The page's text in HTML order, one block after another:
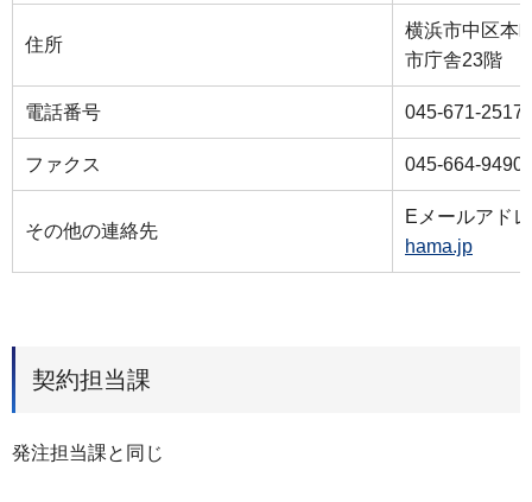
住所
横浜市中区本
市庁舎23階
電話番号 045-671-2517
ファクス 045-664-9490
その他の連絡先
Eメールアド
hama.jp
契約担当課
発注担当課と同じ